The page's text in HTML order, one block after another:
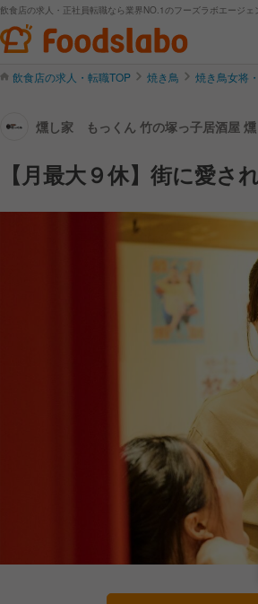
飲食店の求人・正社員転職なら業界NO.1のフーズラボエージェ
飲食店の求人・転職TOP 焼き鳥 焼き鳥女将
燻し家 もっくん 竹の塚っ子居酒屋
【月最大９休】街に愛さ